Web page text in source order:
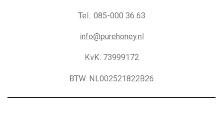
Tel.: 085-000 36 63
info@purehoney.nl
KvK: 73999172
BTW: NL002521822B26